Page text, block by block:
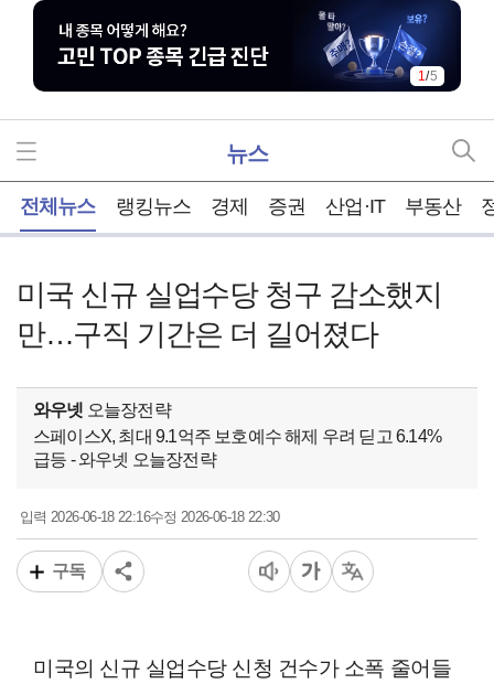
1/5
뉴스
전체뉴스 랭킹뉴스 경제 증권 산업·IT 부동산
미국 신규 실업수당 청구 감소했지
만…구직 기간은 더 길어졌다
와우넷 오늘장전략
스페이스X, 최대 9.1억주 보호예수 해제 우려 딛고 6.14%
급등 - 와우넷 오늘장전략
입력2026-06-18 22:16수정 2026-06-18 22:30
구독
미국의 신규 실업수당 신청 건수가 소폭 줄어들